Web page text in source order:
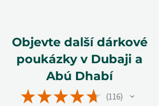
Objevte další dárkové
poukázky v Dubaji a
Abú Dhabí
★★★★★ 116
116